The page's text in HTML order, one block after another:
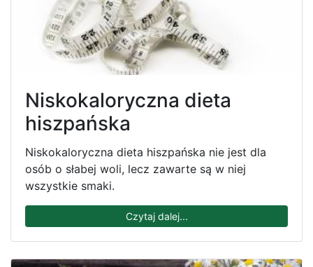
Niskokaloryczna dieta
hiszpańska
Niskokaloryczna dieta hiszpańska nie jest dla
osób o słabej woli, lecz zawarte są w niej
wszystkie smaki.
Czytaj dalej...